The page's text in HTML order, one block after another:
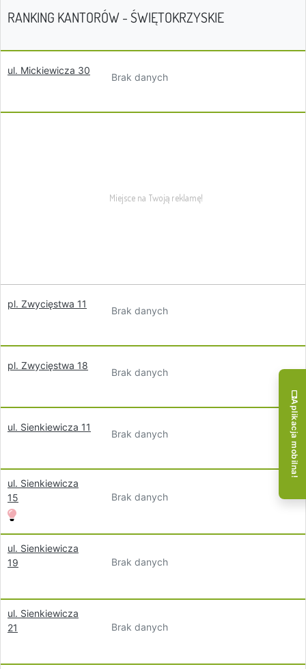
RANKING KANTORÓW - ŚWIĘTOKRZYSKIE
ul. Mickiewicza 30
Brak danych
pl. Zwycięstwa 11
Brak danych
pl. Zwycięstwa 18
Brak danych
ul. Sienkiewicza 11
Brak danych
ul. Sienkiewicza
15
Brak danych
ul. Sienkiewicza
19
Brak danych
ul. Sienkiewicza
21
Brak danych
Aplikacja mobilna!